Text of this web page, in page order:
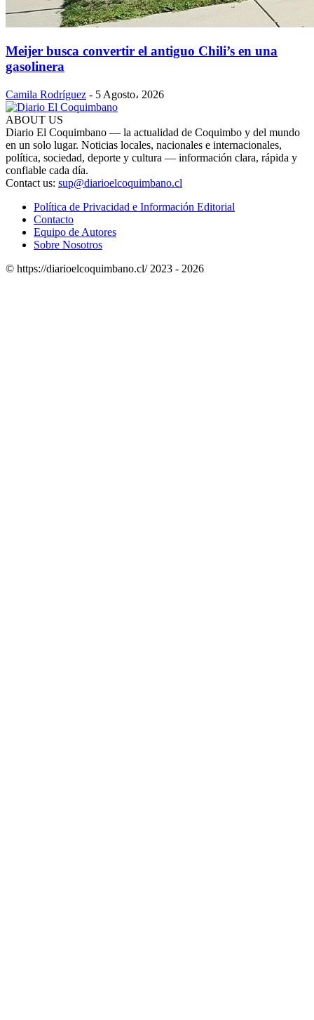
Meijer busca convertir el antiguo Chili’s en una
gasolinera
Camila Rodríguez - 5 Agosto، 2026
ABOUT US
Diario El Coquimbano — la actualidad de Coquimbo y del mundo
en un solo lugar. Noticias locales, nacionales e internacionales,
política, sociedad, deporte y cultura — información clara, rápida y
confiable cada día.
Contact us: sup@diarioelcoquimbano.cl
Política de Privacidad e Información Editorial
Contacto
Equipo de Autores
Sobre Nosotros
© https://diarioelcoquimbano.cl/ 2023 - 2026